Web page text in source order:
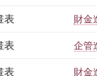
表 財金
表 企管
表 財金